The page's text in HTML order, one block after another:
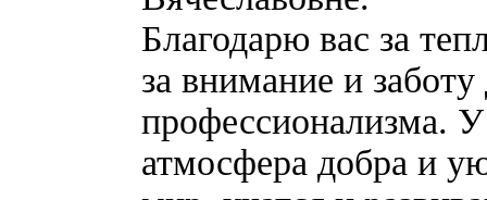
Благодарю вас за
за внимание и
профессионализма. У
атмосфера добра и